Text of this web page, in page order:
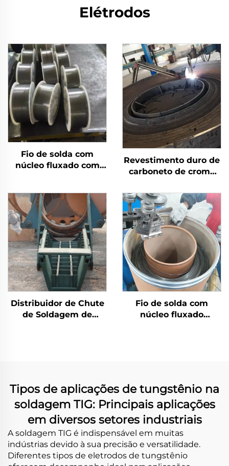
Elétrodos
Fio de solda com
núcleo fluxado com
Revestimento duro de
carboneto de cromo
desgaste na mesa de
moagem
Distribuidor de Chute
de Soldagem de
Fio de solda com
núcleo fluxado
Tipos de aplicações de tungstênio na
soldagem TIG: Principais aplicações
em diversos setores industriais
A soldagem TIG é indispensável em muitas
indústrias devido à sua precisão e versatilidade.
Diferentes tipos de eletrodos de tungstênio